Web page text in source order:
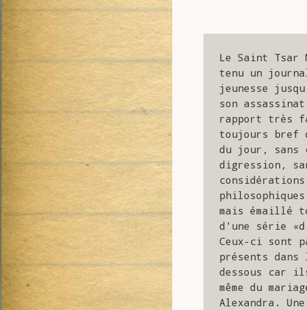
Le Saint
tenu un
jeunesse
son
rapport très
toujours bref
du jour, sans
digression,
mais émaillé
d'une série
Ceux-ci sont
présents
dessous car
même du
Alexandra.